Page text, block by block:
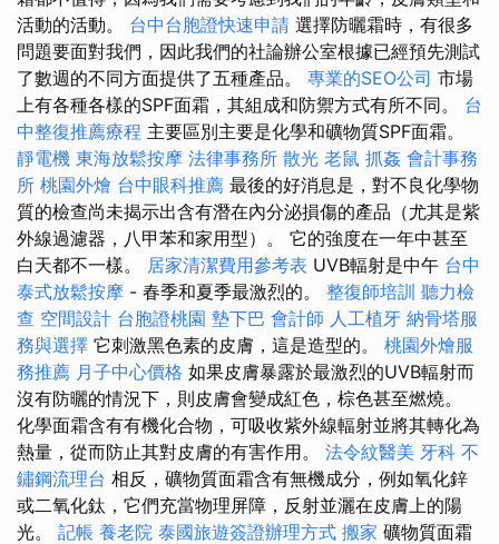
活動的活動。 台中台胞證快速申請 選擇防曬霜時，有很多
問題要面對我們，因此我們的社論辦公室根據已經預先測試
了數週的不同方面提供了五種產品。 專業的SEO公司 市場
上有各種各樣的SPF面霜，其組成和防禦方式有所不同。 台
中整復推薦療程 主要區別主要是化學和礦物質SPF面霜。
靜電機 東海放鬆按摩 法律事務所 散光 老鼠 抓姦 會計事務
所 桃園外燴 台中眼科推薦 最後的好消息是，對不良化學物
質的檢查尚未揭示出含有潛在內分泌損傷的產品（尤其是紫
外線過濾器，八甲苯和家用型）。 它的強度在一年中甚至
白天都不一樣。 居家清潔費用參考表 UVB輻射是中午 台中
泰式放鬆按摩 - 春季和夏季最激烈的。 整復師培訓 聽力檢
查 空間設計 台胞證桃園 墊下巴 會計師 人工植牙 納骨塔服
務與選擇 它刺激黑色素的皮膚，這是造型的。 桃園外燴服
務推薦 月子中心價格 如果皮膚暴露於最激烈的UVB輻射而
沒有防曬的情況下，則皮膚會變成紅色，棕色甚至燃燒。
化學面霜含有有機化合物，可吸收紫外線輻射並將其轉化為
熱量，從而防止其對皮膚的有害作用。 法令紋醫美 牙科 不
鏽鋼流理台 相反，礦物質面霜含有無機成分，例如氧化鋅
或二氧化鈦，它們充當物理屏障，反射並灑在皮膚上的陽
光。 記帳 養老院 泰國旅遊簽證辦理方式 搬家 礦物質面霜